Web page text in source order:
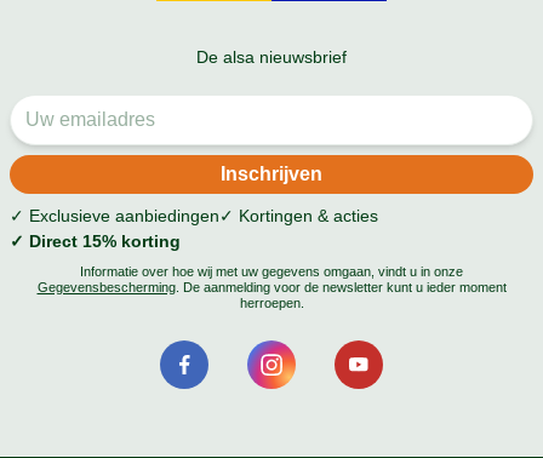
De alsa nieuwsbrief
✓ Exclusieve aanbiedingen✓ Kortingen & acties
✓ Direct 15% korting
Informatie over hoe wij met uw gegevens omgaan, vindt u in onze
Gegevensbescherming. De aanmelding voor de newsletter kunt u ieder moment
herroepen.